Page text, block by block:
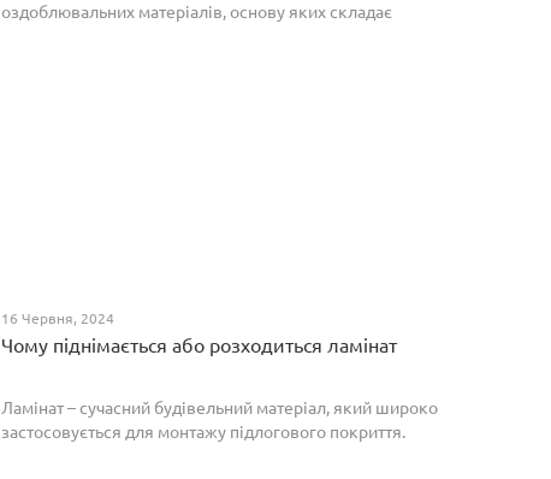
оздоблювальних матеріалів, основу яких складає
16 Червня, 2024
Чому піднімається або розходиться ламінат
Ламінат – сучасний будівельний матеріал, який широко
застосовується для монтажу підлогового покриття.